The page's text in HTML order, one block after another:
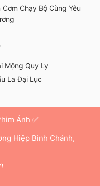
Cơm Chạy Bộ Cùng Yêu
Mộng Quy Ly
La Đại Lục
Ảnh ✅
Hiệp Bình Chánh,